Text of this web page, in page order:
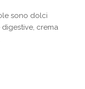
sono dolci
crema